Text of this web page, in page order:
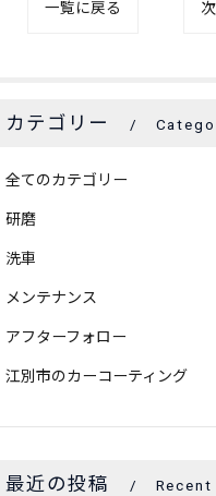
一覧に戻る
カテゴリー
全てのカテゴリー
研磨
洗車
メンテナンス
アフターフォロー
江別市のカーコーティング
最近の投稿
Recent